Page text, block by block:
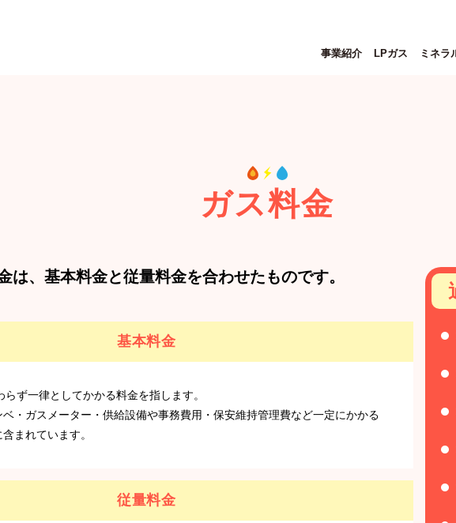
事業紹介 LPガス ミネラ
ガス料金
は、 基本料金と従量料金を合わせたものです。
基本料金
ず一律としてかかる料金を指します。
・ガスメーター・供給設備や事務費用・保安維持管理費など一定にかかる
まれています。
従量料金